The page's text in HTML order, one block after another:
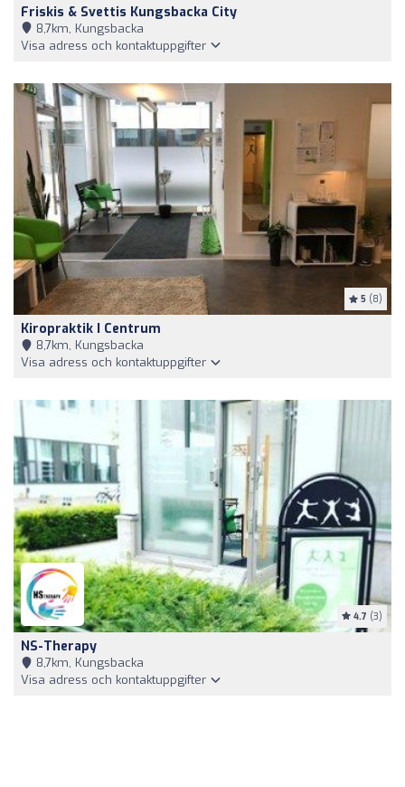
Friskis & Svettis Kungsbacka City
8,7km, Kungsbacka
Visa adress och kontaktuppgifter
5 (8)
Kiropraktik I Centrum
8,7km, Kungsbacka
Visa adress och kontaktuppgifter
4.7 (3)
NS-Therapy
8,7km, Kungsbacka
Visa adress och kontaktuppgifter